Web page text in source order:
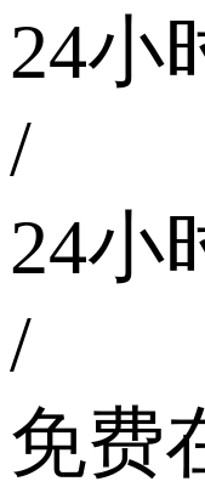
24小
/
24小
/
免费